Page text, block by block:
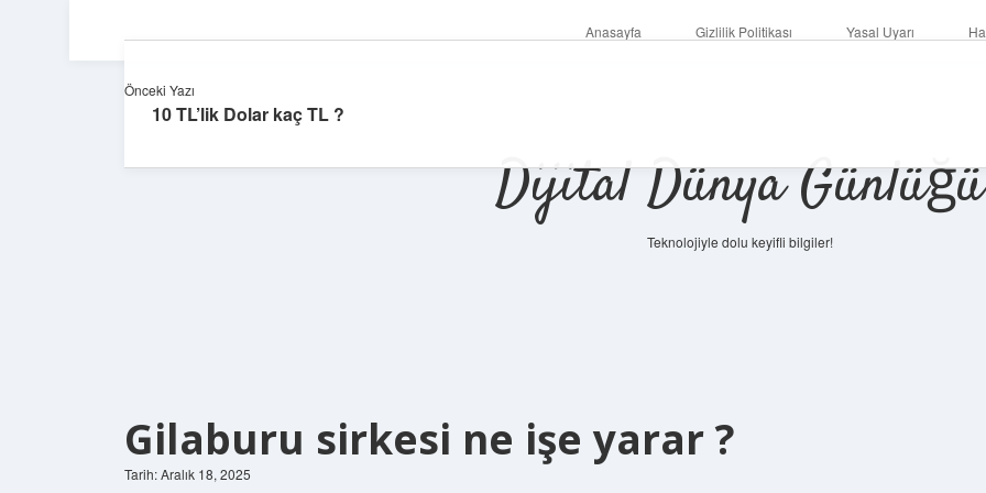
Anasayfa Gizlilik Politikası Yasal Uyarı
Dijital Dünya Günlüğü
Teknolojiyle dolu keyifli bilgiler!
Gilaburu sirkesi ne işe yarar ?
Tarih: Aralık 18, 2025
Önceki Yazı
10 TL’lik Dolar kaç TL ?